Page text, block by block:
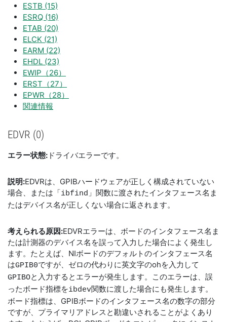
ESTB (15)
ESRQ (16)
ETAB (20)
ELCK (21)
EARM (22)
EHDL (23)
EWIP（26）
ERST（27）
EPWR（28）
関連情報
EDVR (0)
エラー状態: ドライバエラーです。
説明:EDVRは、GPIBハードウェアが正しく構成されていない
場合、または「ibfind 」関数に渡されたインタフェース名ま
たはデバイス名が正しくない場合に返されます。
考えられる原因:EDVRエラーは、ボードのインタフェース名ま
たは計測器のデバイス名を誤って入力した場合によく発生し
ます。たとえば、NIボードのデフォルトのインタフェース名
はGPIB0ですが、ゼロの代わりに英文字のohを入力して
GPIBOと入力するとエラーが発生します。このエラーは、誤
ったボード指標をibdev関数に渡した場合にも発生します。
ボード指標は、GPIBボードのインタフェース名の数字の部分
ですが、プライマリアドレスと勘違いされることがよくあり